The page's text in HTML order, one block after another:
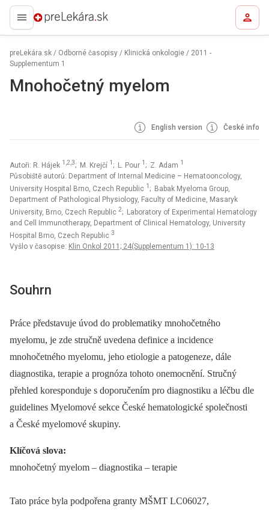
preLekára.sk
preLekára.sk / Odborné časopisy / Klinická onkologie / 2011 -
Supplementum 1
Mnohočetný myelom
English version České info
Autoři: R. Hájek 1,2,3; M. Krejčí 1 ; L. Pour 1 ; Z. Adam 1
Působiště autorů: Department of Internal Medicine – Hematooncology,
University Hospital Brno, Czech Republic 1 ; Babak Myeloma Group,
Department of Pathological Physiology, Faculty of Medicine, Masaryk
University, Brno, Czech Republic 2; Laboratory of Experimental Hematology
and Cell Immunotherapy, Department of Clinical Hematology, University
Hospital Brno, Czech Republic 3
Vyšlo v časopise: Klin Onkol 2011; 24(Supplementum 1): 10-13
Souhrn
Práce představuje úvod do problematiky mnohočetného
myelomu, je zde stručně uvedena definice a incidence
mnohočetného myelomu, jeho etiologie a patogeneze, dále
diagnostika, terapie a prognóza tohoto onemocnění. Stručný
přehled koresponduje s doporučením pro diagnostiku a léčbu dle
guidelines Myelomové sekce České hematologické společnosti
a České myelomové skupiny.
Klíčová slova:
mnohočetný myelom –⁠ diagnostika –⁠ terapie
Tato práce byla podpořena granty MŠMT LC06027,